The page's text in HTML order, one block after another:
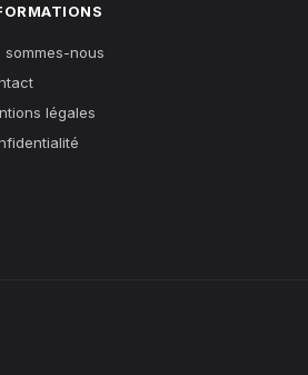
sommes-nous
légales